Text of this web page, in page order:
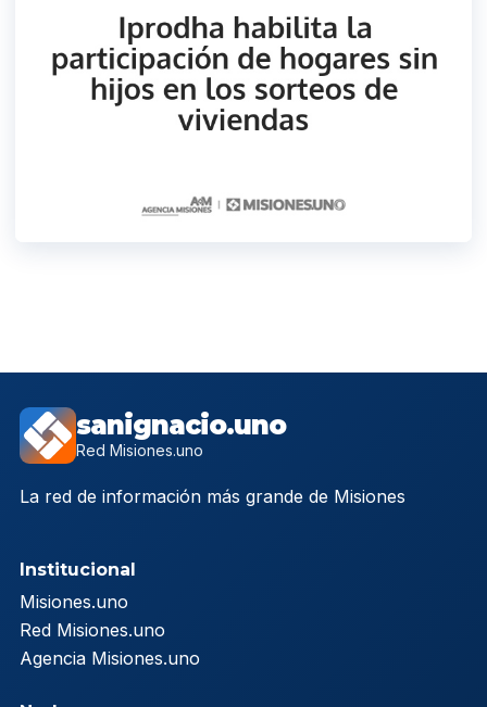
sanignacio.uno
Red Misiones.uno
La red de información más grande de Misiones
Institucional
Misiones.uno
Red Misiones.uno
Agencia Misiones.uno